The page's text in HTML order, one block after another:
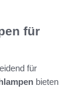
für
für
bieten